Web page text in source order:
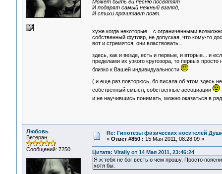
Может быть ей песню посвятят
И подарят самый нежный взгляд,
И стихи прочитает поэт.
хуже когда некоторые... с ограниченными
собственный футляр, не допуская, что кому-то
вот и стремятся они властвовать...
здесь, как и везде, есть и первые, и вторые... и
пределами их узкого кругозора, то первых
близко к Вашей индивидуальности
( и еще раз повторюсь, бо писала об этом здесь
собственный смысл, собственные ассоциации
и не научившись понимать, можно оказаться в
Любовь
Ветеран
Сообщений: 7250
Re: Гипотезы физических носителей
« Ответ #850 : 15 Мая 2011, 08:28:09 »
Цитата: Vitaliy от 14 Мая 2011, 23:46:24
Я ж тебя не бог весть о чем прошу. Просто
хотя бы.